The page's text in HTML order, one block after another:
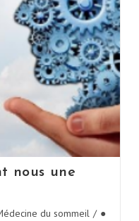
nous une
du sommeil / ●